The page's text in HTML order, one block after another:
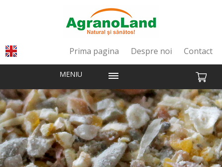
Prima pagina Despre noi Contact
MENIU